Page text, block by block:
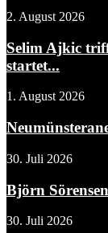
2. August 2026
Selim Ajkic
startet...
1. August 2026
30. Juli 2026
Björn
30. Juli 2026